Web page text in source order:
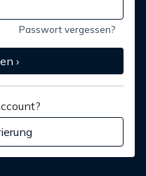
Passwort vergessen?
›